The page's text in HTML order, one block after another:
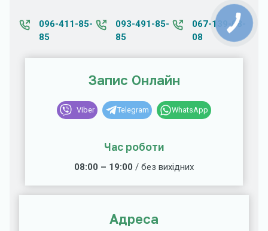
096-411-85-
85
093-491-85-
85
067-139-08-
08
Запис Онлайн
Viber Telegram WhatsApp
Час роботи
08:00 – 19:00 / без вихідних
Адреса